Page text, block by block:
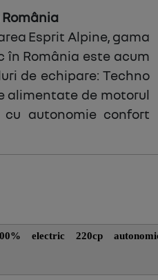
Esprit Alpine, gama
în România este acum
de echipare: Techno
alimentate de motorul
autonomie confort
electric 220cp